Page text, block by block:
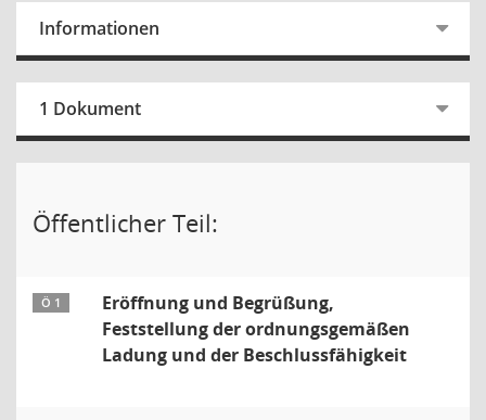
Informationen
1 Dokument
Öffentlicher Teil:
Ö 1
Eröffnung und Begrüßung,
Feststellung der ordnungsgemäßen
Ladung und der Beschlussfähigkeit